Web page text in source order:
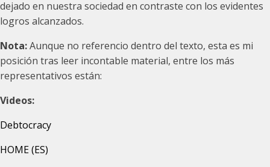
dejado en nuestra sociedad en contraste con los evidentes
logros alcanzados.
Nota:Aunque no referencio dentro del texto, esta es mi
posición tras leer incontable material, entre los más
representativos están:
Videos:
Debtocracy
HOME (ES)